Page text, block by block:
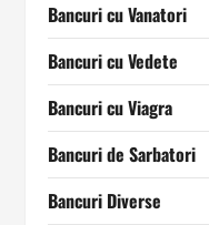
Bancuri cu Vanatori
Bancuri cu Vedete
Bancuri cu Viagra
Bancuri de Sarbatori
Bancuri Diverse